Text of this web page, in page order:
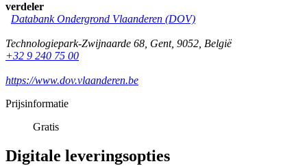
verdeler
Databank Ondergrond Vlaanderen (DOV)
Technologiepark-Zwijnaarde 68, Gent, 9052, België
+32 9 240 75 00
https://www.dov.vlaanderen.be
Prijsinformatie
Gratis
Digitale leveringsopties